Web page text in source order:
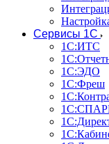
Сервисы 1С
1С:ИТС
1С:ЭДО
1С:Фреш